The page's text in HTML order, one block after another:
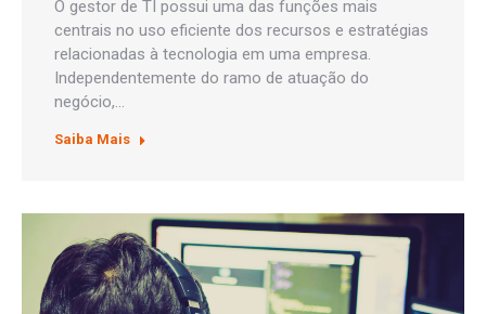
O gestor de TI possui uma das funções mais
centrais no uso eficiente dos recursos e estratégias
relacionadas à tecnologia em uma empresa.
Independentemente do ramo de atuação do
negócio,…
Saiba Mais